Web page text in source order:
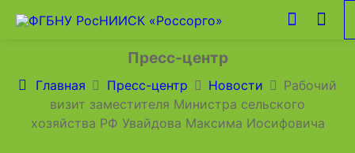
Пресс-центр
Главная Пресс-центр Новости
Рабочий
визит заместителя Министра сельского
хозяйства РФ Увайдова Максима Иосифовича